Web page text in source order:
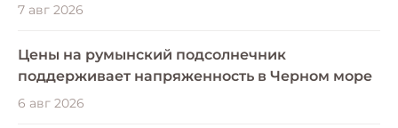
7 авг 2026
Цены на румынский подсолнечник
поддерживает напряженность в Черном море
6 авг 2026